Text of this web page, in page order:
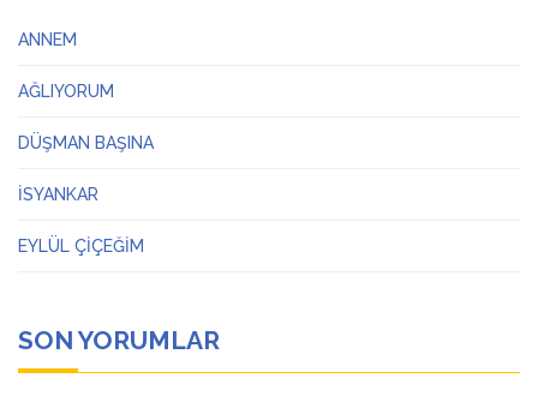
ANNEM
AĞLIYORUM
DÜŞMAN BAŞINA
İSYANKAR
EYLÜL ÇİÇEĞİM
SON YORUMLAR